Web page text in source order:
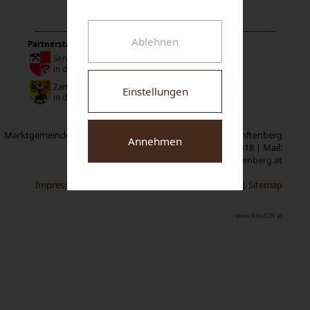
Partnerstädte:
Senftenberg
in der Niederlausitz
Zamberk
in der Tschechischen Republik
Marktgemeinde Senftenberg | Neuer Markt 1 | A-3541 Senftenberg
02719/2319-0| Fax: 02719/2319-18 | Mail:
gemeindeamt@senftenberg.at
Impressum
| Sitemap
www.AllesEDV.at
Ablehnen
Einstellungen
Annehmen